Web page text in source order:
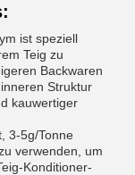
ist speziell
Teig zu
Backwaren
Struktur
kauwertiger
3-5g/Tonne
verwenden, um
Konditioner-